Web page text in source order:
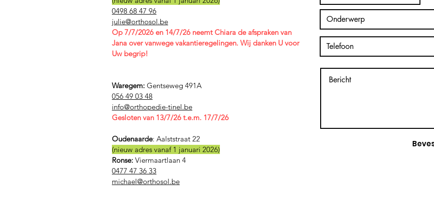
0498 68 47 96
julie@orthosol.be
Op 7/7/2026 en 14/7/26 neemt Chiara de afspraken van
Jana over vanwege vakantieregelingen. Wij danken U voor
Uw begrip!
Waregem: Gentseweg 491A
056 49 03 48
​info@orthopedie-tinel.be
Gesloten van 13/7/26 t.e.m. 17/7/26
Oudenaarde: Aalststraat 22
(nieuw adres vanaf 1 januari 2026)
Ronse: Viermaartlaan 4
0477 47 36 33
michael@orthosol.be